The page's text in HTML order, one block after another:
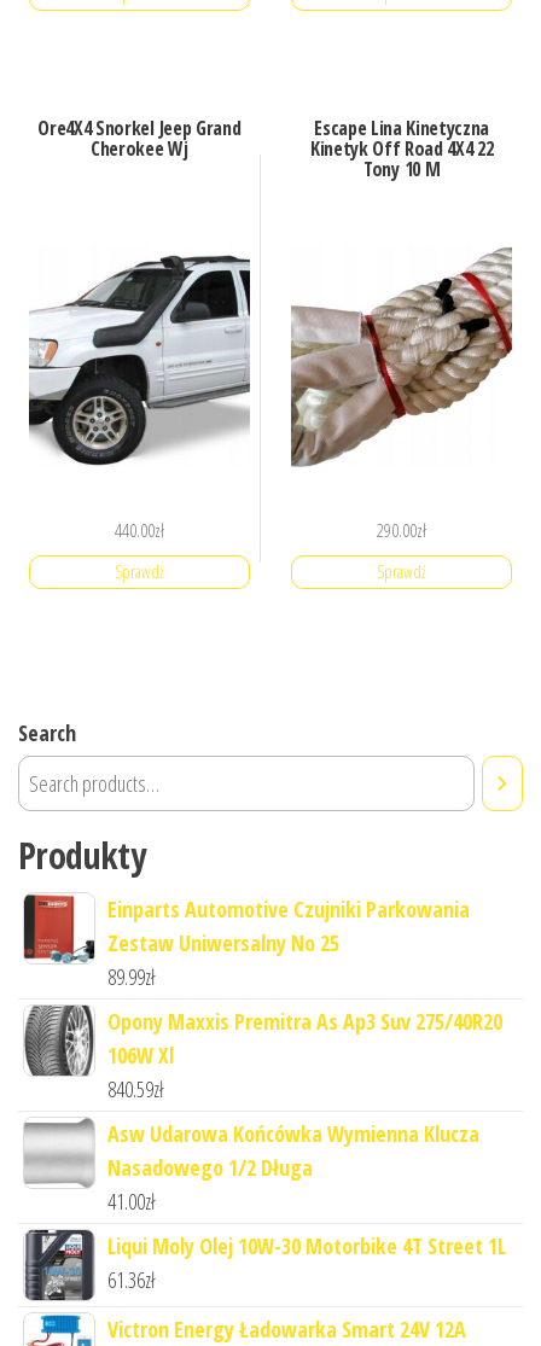
Ore4X4 Snorkel Jeep Grand
Cherokee Wj
440.00zł
Sprawdź
Escape Lina Kinetyczna
Kinetyk Off Road 4X4 22
Tony 10 M
290.00zł
Sprawdź
Search
Produkty
Einparts Automotive Czujniki Parkowania
Zestaw Uniwersalny No 25
89.99zł
Opony Maxxis Premitra As Ap3 Suv 275/40R20
106W Xl
840.59zł
Asw Udarowa Końcówka Wymienna Klucza
Nasadowego 1/2 Długa
41.00zł
Liqui Moly Olej 10W-30 Motorbike 4T Street 1L
61.36zł
Victron Energy Ładowarka Smart 24V 12A